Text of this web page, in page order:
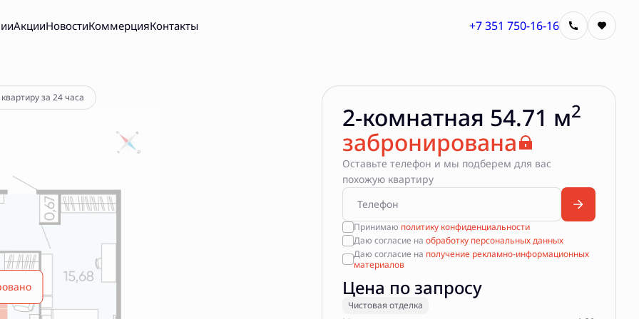
АкцииНовостиКоммерцияКонтакты +7 351 750-16-16
Квартира забронирована
за 24 часа
2-комнатная 54.71 м2
забронирована
Оставьте телефон и мы подберем для вас
похожую квартиру
Принимаю политику конфиденциальности
Даю согласие на обработку персональных данных
Даю согласие на получение рекламно-информационных
материалов
Цена по запросу
Чистовая отделка